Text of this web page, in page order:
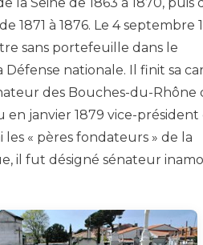
1871 à 1876. Le 4 septembre
sans portefeuille dans le
nationale. Il finit sa
des Bouches-du-Rhône
en janvier 1879 vice-
« pères fondateurs » de la
il fut désigné sénateur